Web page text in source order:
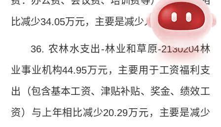
比减少34.05万元，主要是减少人员工资。
36. 农林水支出 -林业和草原-2130204林
业事业机构44.95万元，主要用于工资福利支
出（包含基本工资、津贴补贴、奖金、绩效工
资）与上年相比减少20.29万元，主要是减少